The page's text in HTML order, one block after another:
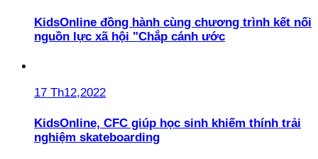
KidsOnline đồng hành cùng chương trình kết nối
nguồn lực xã hội "Chắp cánh ước
17 Th12,2022
KidsOnline, CFC giúp học sinh khiếm thính trải
nghiệm skateboarding